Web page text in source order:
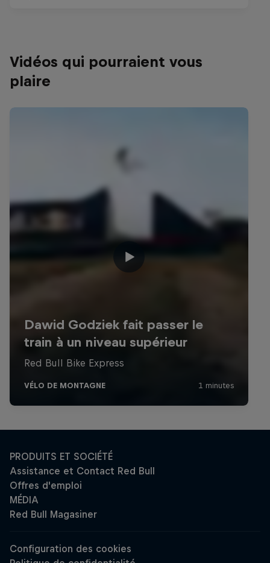
Vidéos qui pourraient vous
plaire